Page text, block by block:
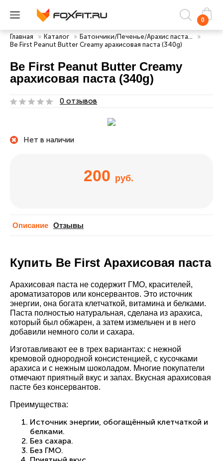
0
Главная » Каталог » Батончики/Печенье/Арахис паста...
»
Be First Peanut Butter Creamy арахисовая паста (340g)
Be First Peanut Butter Creamy
арахисовая паста (340g)
0 отзывов
Нет в наличии
200 руб.
Описание Отзывы
Купить Be First Арахисовая паста
Арахисовая паста не содержит ГМО, красителей,
ароматизаторов или консервантов. Это источник
энергии, она богата клетчаткой, витамина и белками.
Паста полностью натуральная, сделана из арахиса,
который был обжарен, а затем измельчен и в него
добавили немного соли и сахара.
Изготавливают ее в трех вариантах: с нежной
кремовой однородной консистенцией, с кусочками
арахиса и с нежным шоколадом. Многие покупатели
отмечают приятный вкус и запах. Вкусная арахисовая
пасте без консервантов.
Преимущества:
Источник энергии, обогащённый клетчаткой и
белками.
Без сахара.
Без ГМО.